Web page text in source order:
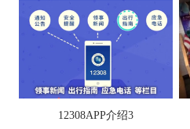
12308APP介绍3